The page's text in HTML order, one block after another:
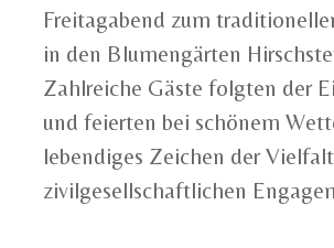
Freitagabend zum
in den Blumengärten
Zahlreiche Gäste folgten der
und feierten bei schönem
lebendiges Zeichen der
zivilgesellschaftlichen